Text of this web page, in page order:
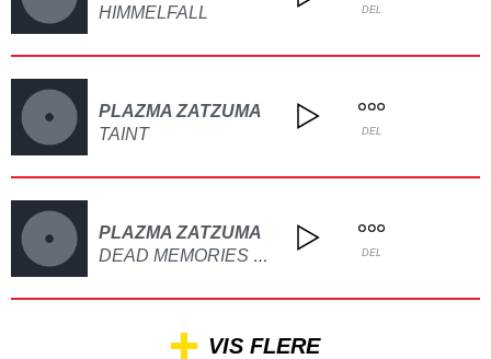
HIMMELFALL
DEL
PLAZMA ZATZUMA
TAINT
DEL
PLAZMA ZATZUMA
DEAD MEMORIES FEAT. MOI DEL
VIS FLERE